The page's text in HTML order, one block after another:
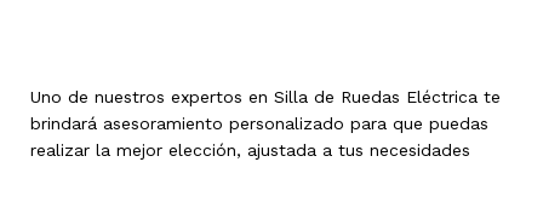
Uno de nuestros expertos en Silla de Ruedas Eléctrica te
brindará asesoramiento personalizado para que puedas
realizar la mejor elección, ajustada a tus necesidades